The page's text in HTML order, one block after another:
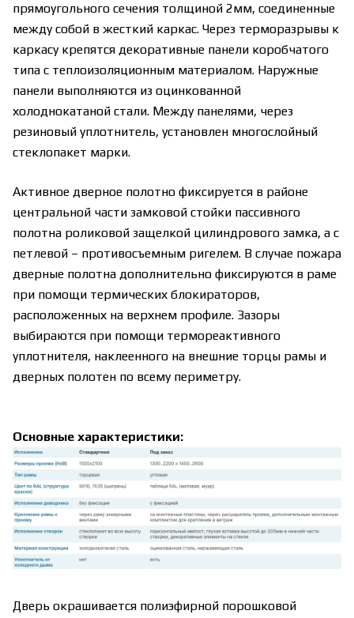
прямоугольного сечения толщиной 2мм, соединенные
между собой в жесткий каркас. Через терморазрывы к
каркасу крепятся декоративные панели коробчатого
типа с теплоизоляционным материалом. Наружные
панели выполняются из оцинкованной
холоднокатаной стали. Между панелями, через
резиновый уплотнитель, установлен многослойный
стеклопакет марки.
Активное дверное полотно фиксируется в районе
центральной части замковой стойки пассивного
полотна роликовой защелкой цилиндрового замка, а с
петлевой – противосъемным ригелем. В случае пожара
дверные полотна дополнительно фиксируются в раме
при помощи термических блокираторов,
расположенных на верхнем профиле. Зазоры
выбираются при помощи термореактивного
уплотнителя, наклеенного на внешние торцы рамы и
дверных полотен по всему периметру.
Основные характеристики:
Дверь окрашивается полиэфирной порошковой